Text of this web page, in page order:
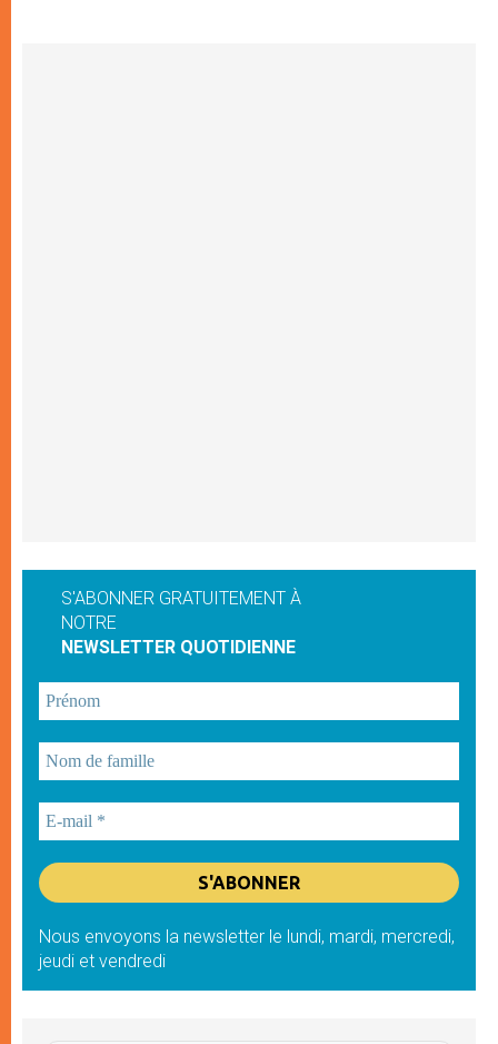
S'ABONNER GRATUITEMENT À
NOTRE
NEWSLETTER QUOTIDIENNE
Nous envoyons la newsletter le lundi, mardi, mercredi,
jeudi et vendredi